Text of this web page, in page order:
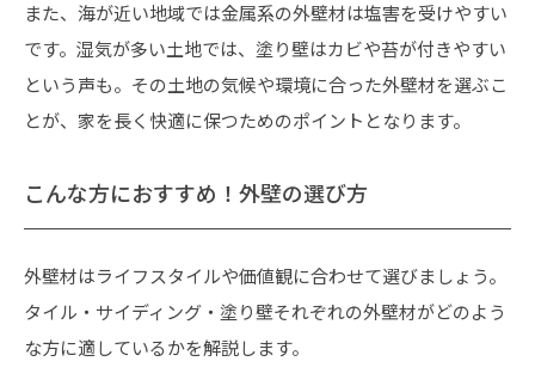
また、海が近い地域では金属系の外壁材は塩害を受けやすい
です。湿気が多い土地では、塗り壁はカビや苔が付きやすい
という声も。その土地の気候や環境に合った外壁材を選ぶこ
とが、家を長く快適に保つためのポイントとなります。
こんな方におすすめ！外壁の選び方
外壁材はライフスタイルや価値観に合わせて選びましょう。
タイル・サイディング・塗り壁それぞれの外壁材がどのよう
な方に適しているかを解説します。